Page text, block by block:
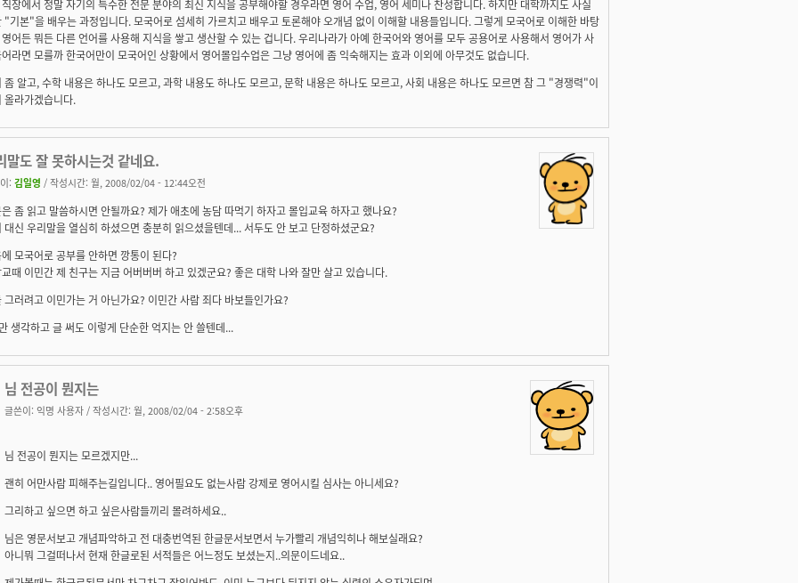
장에서 정말 자기의 특수한 전문 분야의 최신 지식을 공부해야할 경우라면 영어 수업, 영어 세미나 찬성합니다. 하지만 대학까지도 사실
"기본"을 배우는 과정입니다. 모국어로 섬세히 가르치고 배우고 토론해야 오개념 없이 이해할 내용들입니다. 그렇게 모국어로 이해한 바탕
어든 뭐든 다른 언어를 사용해 지식을 쌓고 생산할 수 있는 겁니다. 우리나라가 아예 한국어와 영어를 모두 공용어로 사용해서 영어가 사
라면 모를까 한국어만이 모국어인 상황에서 영어몰입수업은 그냥 영어에 좀 익숙해지는 효과 이외에 아무것도 없습니다.
좀 알고, 수학 내용은 하나도 모르고, 과학 내용도 하나도 모르고, 문학 내용은 하나도 모르고, 사회 내용은 하나도 모르면 참 그 "경쟁력"이
올라가겠습니다.
말도 잘 못하시는것 같네요.
: 김일영 / 작성시간: 월, 2008/02/04 - 12:44오전
좀 읽고 말씀하시면 안될까요? 제가 애초에 농담 따먹기 하자고 몰입교육 하자고 했나요?
대신 우리말을 열심히 하셨으면 충분히 읽으셨을텐데... 서두도 안 보고 단정하셨군요?
모국어로 공부를 안하면 깡통이 된다?
때 이민간 제 친구는 지금 어버버버 하고 있겠군요? 좋은 대학 나와 잘만 살고 있습니다.
그러려고 이민가는 거 아닌가요? 이민간 사람 죄다 바보들인가요?
생각하고 글 써도 이렇게 단순한 억지는 안 쓸텐데...
님 전공이 뭔지는
글쓴이: 익명 사용자 / 작성시간: 월, 2008/02/04 - 2:58오후
님 전공이 뭔지는 모르겠지만...
괜히 어만사람 피해주는길입니다.. 영어필요도 없는사람 강제로 영어시킬 심사는 아니세요?
그리하고 싶으면 하고 싶은사람들끼리 몰려하세요..
님은 영문서보고 개념파악하고 전 대충번역된 한글문서보면서 누가빨리 개념익히나 해보실래요?
아니뭐 그걸떠나서 현재 한글로된 서적들은 어느정도 보셨는지..의문이드네요..